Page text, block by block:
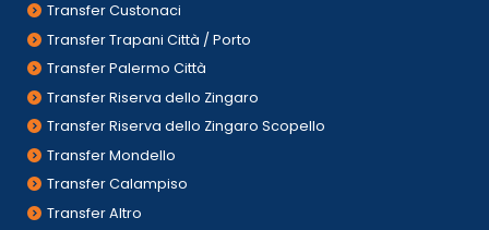
Transfer Custonaci
Transfer Trapani Città / Porto
Transfer Palermo Città
Transfer Riserva dello Zingaro
Transfer Riserva dello Zingaro Scopello
Transfer Mondello
Transfer Calampiso
Transfer Altro